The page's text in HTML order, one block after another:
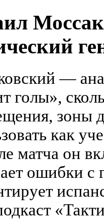
—
голы»,
зоны
как
матча он
ошибки с